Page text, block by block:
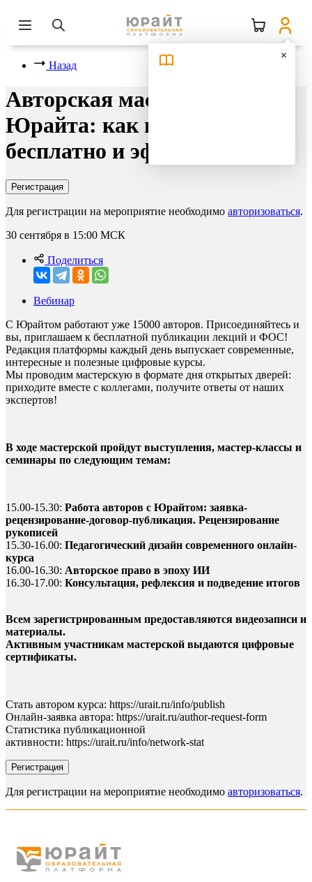
Назад
Авторская мастерская
Юрайта: как публиковаться
бесплатно и эффективно
Регистрация
Для регистрации на мероприятие необходимо авторизоваться.
30 сентября в 15:00 МСК
Поделиться
Вебинар
С Юрайтом работают уже 15000 авторов. Присоединяйтесь и
вы, приглашаем к бесплатной публикации лекций и ФОС!
Редакция платформы каждый день выпускает современные,
интересные и полезные цифровые курсы.
Мы проводим мастерскую в формате дня открытых дверей:
приходите вместе с коллегами, получите ответы от наших
экспертов!
В ходе мастерской пройдут выступления, мастер-классы и
семинары по следующим темам:
15.00-15.30: Работа авторов с Юрайтом: заявка-
рецензирование-договор-публикация. Рецензирование
рукописей
15.30-16.00: Педагогический дизайн современного онлайн-
курса
16.00-16.30: Авторское право в эпоху ИИ
16.30-17.00: Консультация, рефлексия и подведение итогов
Всем зарегистрированным предоставляются видеозаписи и
материалы.
Активным участникам мастерской выдаются цифровые
сертификаты.
Стать автором курса: https://urait.ru/info/publish
Онлайн-заявка автора: https://urait.ru/author-request-form
Статистика публикационной
активности: https://urait.ru/info/network-stat
Регистрация
Для регистрации на мероприятие необходимо авторизоваться.